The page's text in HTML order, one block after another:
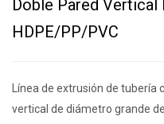
Doble Pared Vertical
HDPE/PP/PVC
Línea de extrusión de
vertical de diámetro grande